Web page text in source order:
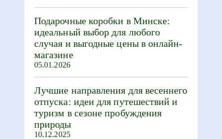
Подарочные коробки в Минске:
идеальный выбор для любого
случая и выгодные цены в онлайн-
магазине
05.01.2026
Лучшие направления для весеннего
отпуска: идеи для путешествий и
туризм в сезоне пробуждения
природы
10.12.2025